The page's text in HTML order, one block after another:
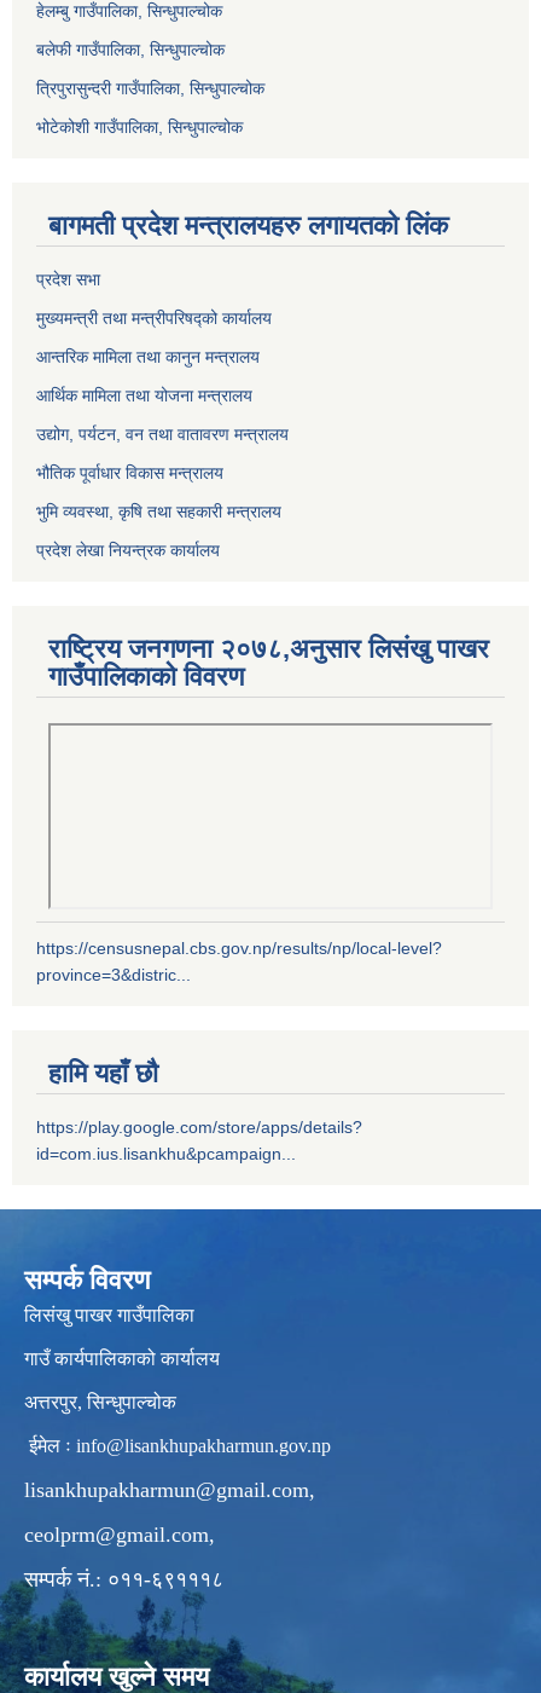
हेलम्बु गाउँपालिका, सिन्धुपाल्चोक
बलेफी गाउँपालिका, सिन्धुपाल्चोक
त्रिपुरासुन्दरी गाउँपालिका, सिन्धुपाल्चोक
भोटेकोशी गाउँपालिका, सिन्धुपाल्चोक
बागमती प्रदेश मन्त्रालयहरु लगायतको लिंक
प्रदेश सभा
मुख्यमन्त्री तथा मन्त्रीपरिषद्को कार्यालय
आन्तरिक मामिला तथा कानुन मन्त्रालय
आर्थिक मामिला तथा योजना मन्त्रालय
उद्योग, पर्यटन, वन तथा वातावरण मन्त्रालय
भौतिक पूर्वाधार विकास मन्त्रालय
भुमि व्यवस्था, कृषि तथा सहकारी मन्त्रालय
प्रदेश लेखा नियन्त्रक कार्यालय
राष्ट्रिय जनगणना २०७८,अनुसार लिसंखु पाखर
गाउँपालिकाको विवरण
https://censusnepal.cbs.gov.np/results/np/local-level?
province=3&distric...
हामि यहाँ छौ
https://play.google.com/store/apps/details?
id=com.ius.lisankhu&pcampaign...
सम्पर्क विवरण
लिसंखु पाखर गाउँपालिका
गाउँ कार्यपालिकाको कार्यालय
अत्तरपुर, सिन्धुपाल्चोक
ईमेल ः info@lisankhupakharmun.gov.np
lisankhupakharmun@gmail.com,
ceolprm@gmail.com,
सम्पर्क नं.: ०११-६९१११८
कार्यालय खुल्ने समय